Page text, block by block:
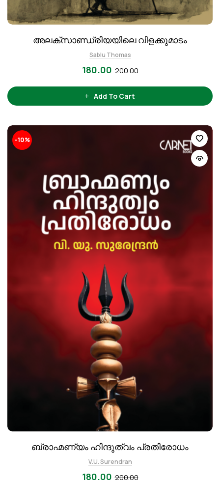
അലക്സാണ്ഡ്രിയയിലെ വിളക്കുമാടം
Sablu Thomas
200.00
180.00
Add To Cart
-10%
ബ്രാഹ്മണ്യം ഹിന്ദുത്വം പ്രതിരോധം
V.U. Surendran
200.00
180.00